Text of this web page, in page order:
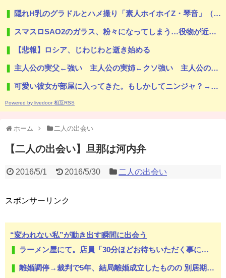
隠れH乳のグラドルとハメ撮り「素人ホイホイZ・琴音」（綾瀬ことね）
スマスロSAO2のガラス、粉々になってしまう…役物が近いのが原因！？
【悲報】ロシア、じわじわと逝き始める
主人公の実父←強い 主人公の実姉←クソ強い 主人公の実兄←こいつ
可愛い彼女が部屋に入ってきた。もしかしてニンジャ？→スタイリッシュな動きはこちらです…
Powered by livedoor 相互RSS
ホーム 二人の出会い
【二人の出会い】旦那は河内弁
2016/5/1 2016/5/30 二人の出会い
スポンサーリンク
“変われない私”が動き出す瞬間に出会う
ラーメン屋にて。店員「30分ほどお待ちいただく事になります」友人「あ、じゃあいいです」→店を出た友人「ラーメン店Aに行こう」俺「え？」→その店までの距離は…
離婚調停→裁判で5年、結局離婚成立したものの 別居期間中の生活費で1000万近くむしりとられた。【胸糞】